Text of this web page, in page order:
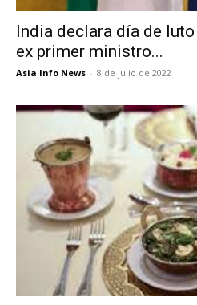
India declara día de
ex primer ministro...
Asia Info News - 8 de julio de 2022